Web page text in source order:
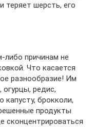
теряет шерсть, его
либо причинам не
Что касается
разнообразие! Им
редис,
капусту, брокколи,
продукты
сконцентрироваться